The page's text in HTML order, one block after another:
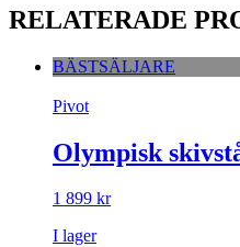
RELATERADE
BÄSTSÄLJARE
Pivot
Olympisk
1 899 kr
I lager